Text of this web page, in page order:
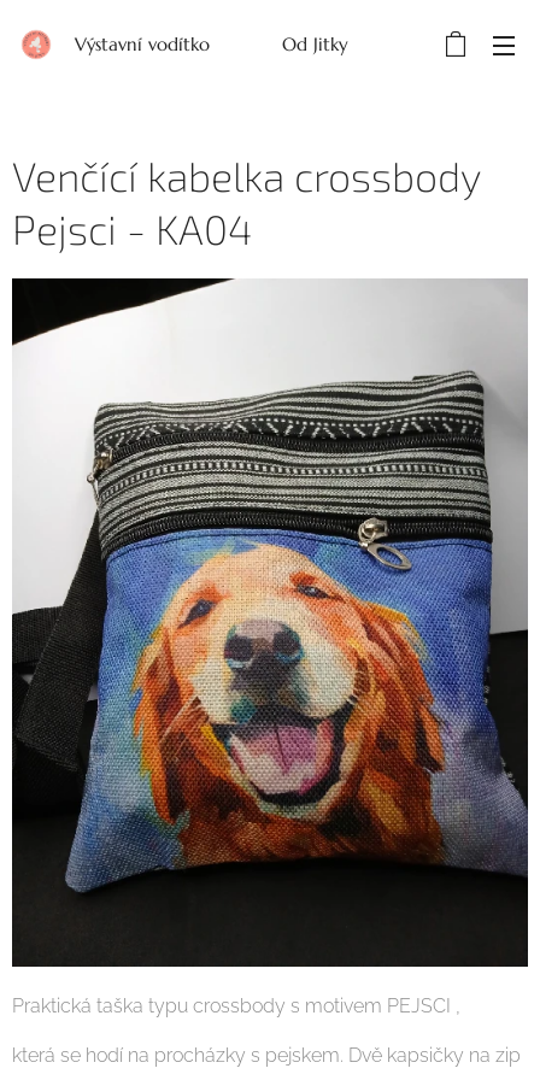
Výstavní vodítko Od Jitky
Venčící kabelka crossbody
Pejsci - KA04
Praktická taška typu crossbody s motivem PEJSCI ,
která se hodí na procházky s pejskem. Dvě kapsičky na zip